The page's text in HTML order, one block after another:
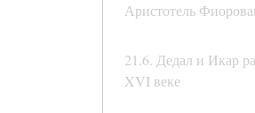
Аристотель
21.6. Дедал и Икар
XVI веке